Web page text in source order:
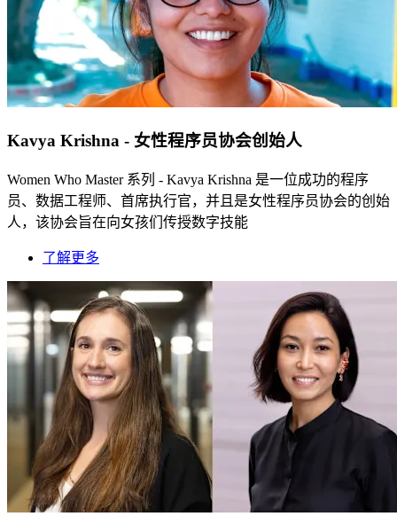
Kavya Krishna - 女性程序员协会创始人
Women Who Master 系列 - Kavya Krishna 是一位成功的程序
员、数据工程师、首席执行官，并且是女性程序员协会的创始
人，该协会旨在向女孩们传授数字技能
了解更多